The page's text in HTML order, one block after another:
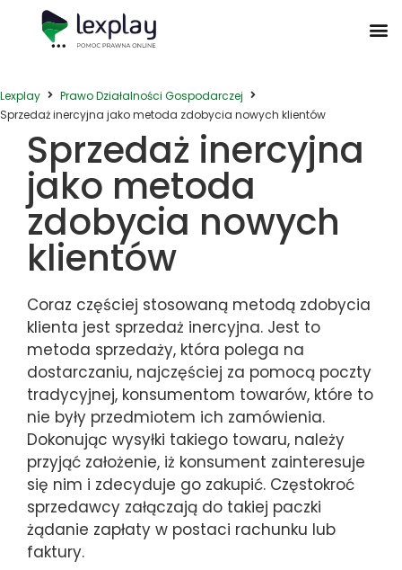
Lexplay
Prawo Działalności Gospodarczej
Sprzedaż inercyjna jako metoda zdobycia nowych klientów
Sprzedaż inercyjna
jako metoda
zdobycia nowych
klientów
Coraz częściej stosowaną metodą zdobycia
klienta jest sprzedaż inercyjna. Jest to
metoda sprzedaży, która polega na
dostarczaniu, najczęściej za pomocą poczty
tradycyjnej, konsumentom towarów, które to
nie były przedmiotem ich zamówienia.
Dokonując wysyłki takiego towaru, należy
przyjąć założenie, iż konsument zainteresuje
się nim i zdecyduje go zakupić. Częstokroć
sprzedawcy załączają do takiej paczki
żądanie zapłaty w postaci rachunku lub
faktury.